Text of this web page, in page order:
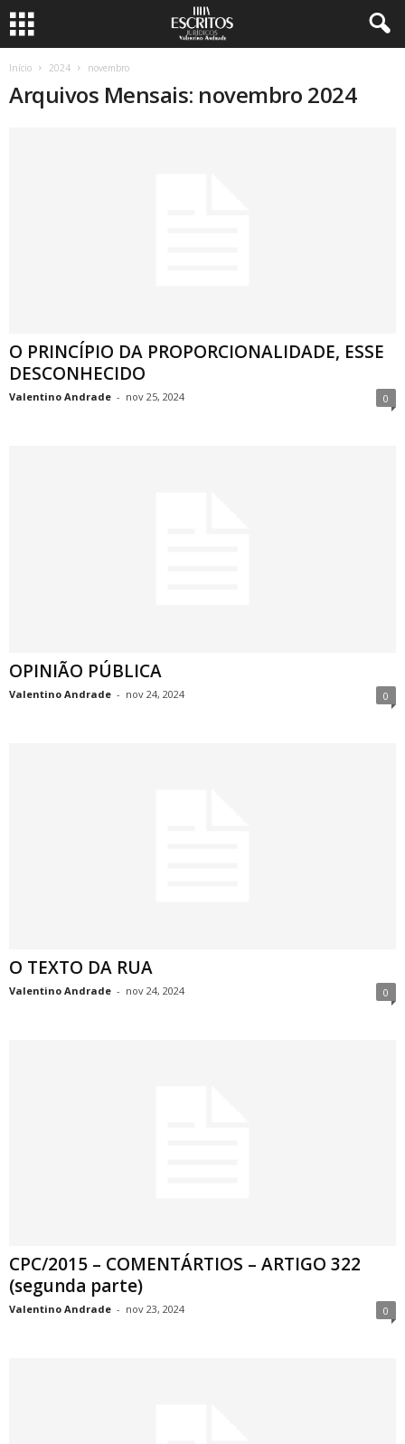
Início 2024 novembro
Arquivos Mensais: novembro 2024
O PRINCÍPIO DA PROPORCIONALIDADE, ESSE
DESCONHECIDO
Valentino Andrade - nov 25, 2024 0
OPINIÃO PÚBLICA
Valentino Andrade - nov 24, 2024 0
O TEXTO DA RUA
Valentino Andrade - nov 24, 2024 0
CPC/2015 – COMENTÁRTIOS – ARTIGO 322
(segunda parte)
Valentino Andrade - nov 23, 2024 0